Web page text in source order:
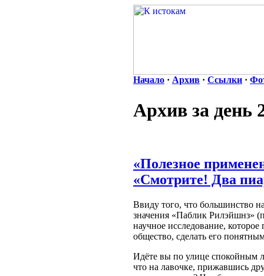
Начало · Архив · Ссылки ·
Архив за день
«Полезное
«Смотрите! Два
Ввиду того, что большинство
значения «Паблик Рилэйшнз»
научное исследование,
общество, сделать его
Идёте вы по улице спокойным
что на лавочке, прижавшись